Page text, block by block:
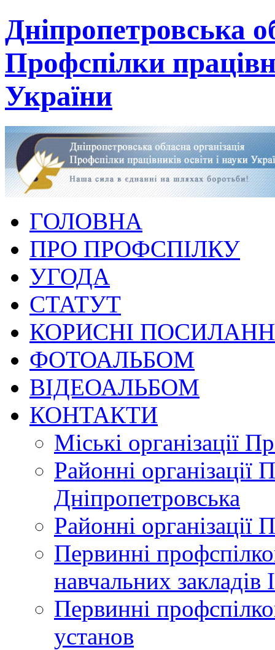
Дніпропетровська
Профспілки
України
ГОЛОВНА
ПРО ПРОФСПІЛКУ
УГОДА
СТАТУТ
КОРИСНІ
ФОТОАЛЬБОМ
ВІДЕОАЛЬБОМ
КОНТАКТИ
Міські організації
Районні організації
Дніпропетровська
Районні організації
Первинні
навчальних закладів
Первинні
установ